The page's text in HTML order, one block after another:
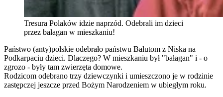
Tresura Polaków idzie naprzód. Odebrali im dzieci
przez bałagan w mieszkaniu!
Państwo (anty)polskie odebrało państwu Bałutom z Niska na
Podkarpaciu dzieci. Dlaczego? W mieszkaniu był "bałagan" i - o
zgrozo - były tam zwierzęta domowe.
Rodzicom odebrano trzy dziewczynki i umieszczono je w rodzinie
zastępczej jeszcze przed Bożym Narodzeniem w ubiegłym roku.